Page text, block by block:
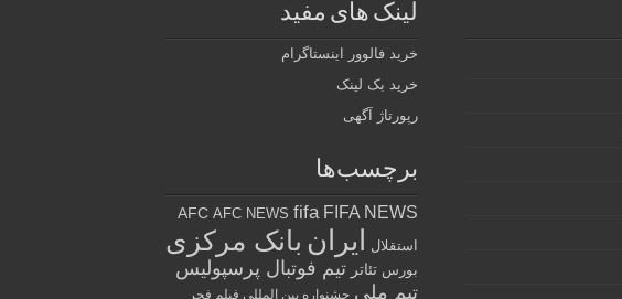
لینک های مفید
خرید فالوور اینستاگرام
خرید بک لینک
رپورتاژ آگهی
برچسب‌ها
AFC AFC NEWS fifa FIFA NEWS
استقلال ایران بانک مرکزی
بورس تئاتر تیم فوتبال پرسپولیس
تیم ملی جشنواره بین المللی فیلم فجر